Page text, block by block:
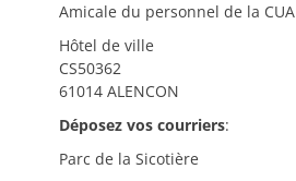
Amicale du personnel de la CUA
Hôtel de ville
CS50362
61014 ALENCON
Déposez vos courriers:
Parc de la Sicotière